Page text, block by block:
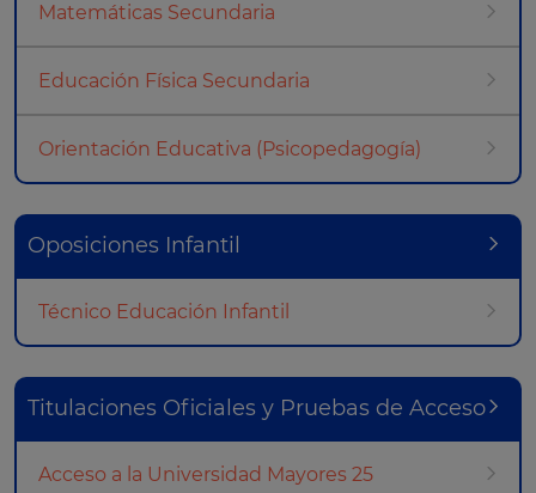
Matemáticas Secundaria
Educación Física Secundaria
Orientación Educativa (Psicopedagogía)
Oposiciones Infantil
Técnico Educación Infantil
Titulaciones Oficiales y Pruebas de Acceso
Acceso a la Universidad Mayores 25